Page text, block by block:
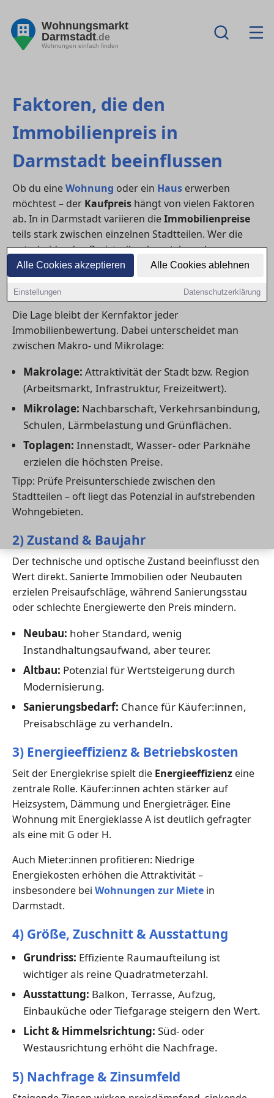
Alle Cookies akzeptieren Alle Cookies ablehnen
Einstellungen Datenschutzerklärung
Wohnungsmarkt
Darmstadt.de
Wohnungen einfach finden
Faktoren, die den
Immobilienpreis in
Darmstadt beeinflussen
Ob du eineWohnung oder ein Haus erwerben
möchtest – der Kaufpreis hängt von vielen Faktoren
ab. In in Darmstadt variieren dieImmobilienpreise
teils stark zwischen einzelnen Stadtteilen. Wer die
entscheidenden Preistreiber kennt, kann besser
verhandeln und den Markt realistisch einschätzen.
1) Lage: der wichtigste Preisfaktor
Die Lage bleibt der Kernfaktor jeder
Immobilienbewertung. Dabei unterscheidet man
zwischen Makro- und Mikrolage:
Makrolage: Attraktivität der Stadt bzw. Region
(Arbeitsmarkt, Infrastruktur, Freizeitwert).
Mikrolage: Nachbarschaft, Verkehrsanbindung,
Schulen, Lärmbelastung und Grünflächen.
Toplagen: Innenstadt, Wasser- oder Parknähe
erzielen die höchsten Preise.
Tipp: Prüfe Preisunterschiede zwischen den
Stadtteilen – oft liegt das Potenzial in aufstrebenden
Wohngebieten.
2) Zustand & Baujahr
Der technische und optische Zustand beeinflusst den
Wert direkt. Sanierte Immobilien oder Neubauten
erzielen Preisaufschläge, während Sanierungsstau
oder schlechte Energiewerte den Preis mindern.
Neubau: hoher Standard, wenig
Instandhaltungsaufwand, aber teurer.
Altbau: Potenzial für Wertsteigerung durch
Modernisierung.
Sanierungsbedarf: Chance für Käufer:innen,
Preisabschläge zu verhandeln.
3) Energieeffizienz & Betriebskosten
Seit der Energiekrise spielt die Energieeffizienz eine
zentrale Rolle. Käufer:innen achten stärker auf
Heizsystem, Dämmung und Energieträger. Eine
Wohnung mit Energieklasse A ist deutlich gefragter
als eine mit G oder H.
Auch Mieter:innen profitieren: Niedrige
Energiekosten erhöhen die Attraktivität –
insbesondere bei Wohnungen zur Miete in
Darmstadt.
4) Größe, Zuschnitt & Ausstattung
Grundriss: Effiziente Raumaufteilung ist
wichtiger als reine Quadratmeterzahl.
Ausstattung: Balkon, Terrasse, Aufzug,
Einbauküche oder Tiefgarage steigern den Wert.
Licht & Himmelsrichtung: Süd- oder
Westausrichtung erhöht die Nachfrage.
5) Nachfrage & Zinsumfeld